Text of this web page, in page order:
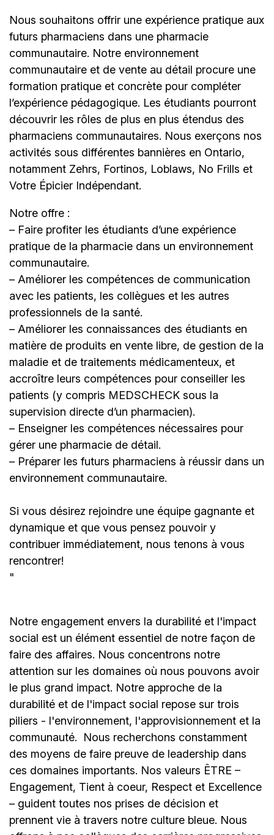
Nous souhaitons offrir une expérience pratique aux
futurs pharmaciens dans une pharmacie
communautaire. Notre environnement
communautaire et de vente au détail procure une
formation pratique et concrète pour compléter
l’expérience pédagogique. Les étudiants pourront
découvrir les rôles de plus en plus étendus des
pharmaciens communautaires. Nous exerçons nos
activités sous différentes bannières en Ontario,
notamment Zehrs, Fortinos, Loblaws, No Frills et
Votre Épicier Indépendant.
Notre offre :
– Faire profiter les étudiants d’une expérience
pratique de la pharmacie dans un environnement
communautaire.
– Améliorer les compétences de communication
avec les patients, les collègues et les autres
professionnels de la santé.
– Améliorer les connaissances des étudiants en
matière de produits en vente libre, de gestion de la
maladie et de traitements médicamenteux, et
accroître leurs compétences pour conseiller les
patients (y compris MEDSCHECK sous la
supervision directe dʼun pharmacien).
– Enseigner les compétences nécessaires pour
gérer une pharmacie de détail.
– Préparer les futurs pharmaciens à réussir dans un
environnement communautaire.
Si vous désirez rejoindre une équipe gagnante et
dynamique et que vous pensez pouvoir y
contribuer immédiatement, nous tenons à vous
rencontrer!
"
Notre engagement envers la durabilité et l'impact
social est un élément essentiel de notre façon de
faire des affaires. Nous concentrons notre
attention sur les domaines où nous pouvons avoir
le plus grand impact. Notre approche de la
durabilité et de l'impact social repose sur trois
piliers - l'environnement, l'approvisionnement et la
communauté.
Nous recherchons constamment
des moyens de faire preuve de leadership dans
ces domaines importants. Nos valeurs ÊTRE –
Engagement, Tient à coeur, Respect et Excellence
– guident toutes nos prises de décision et
prennent vie à travers notre culture bleue. Nous